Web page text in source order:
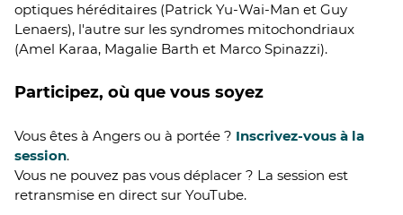
optiques héréditaires (Patrick Yu-Wai-Man et Guy
Lenaers), l'autre sur les syndromes mitochondriaux
(Amel Karaa, Magalie Barth et Marco Spinazzi).
Participez, où que vous soyez
Vous êtes à Angers ou à portée ? Inscrivez-vous à la
session.
Vous ne pouvez pas vous déplacer ? La session est
retransmise en direct sur YouTube.